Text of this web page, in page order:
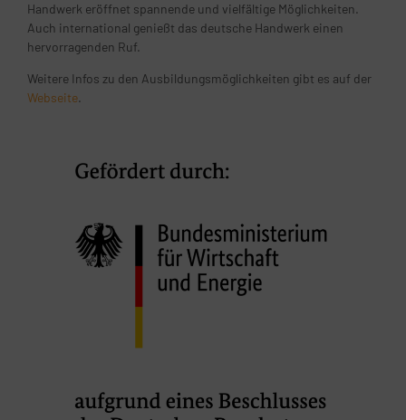
Handwerk eröffnet spannende und vielfältige Möglichkeiten.
Auch international genießt das deutsche Handwerk einen
hervorragenden Ruf.
Weitere Infos zu den Ausbildungsmöglichkeiten gibt es auf der
Webseite.